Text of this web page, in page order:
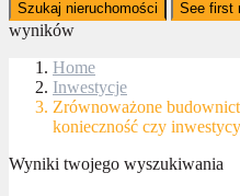
Szukaj nieruchomości See first
wyników
Home
Inwestycje
Zrównoważone
konieczność czy
Wyniki twojego wyszukiwania